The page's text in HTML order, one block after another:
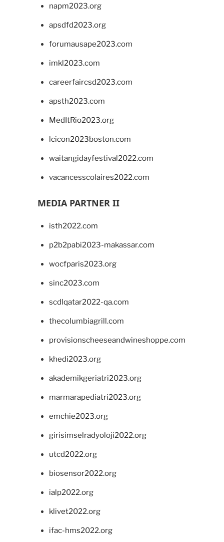
napm2023.org
apsdfd2023.org
forumausape2023.com
imkl2023.com
careerfaircsd2023.com
apsth2023.com
MedItRio2023.org
lcicon2023boston.com
waitangidayfestival2022.com
vacancesscolaires2022.com
MEDIA PARTNER II
isth2022.com
p2b2pabi2023-makassar.com
wocfparis2023.org
sinc2023.com
scdlqatar2022-qa.com
thecolumbiagrill.com
provisionscheeseandwineshoppe.com
khedi2023.org
akademikgeriatri2023.org
marmarapediatri2023.org
emchie2023.org
girisimselradyoloji2022.org
utcd2022.org
biosensor2022.org
ialp2022.org
klivet2022.org
ifac-hms2022.org